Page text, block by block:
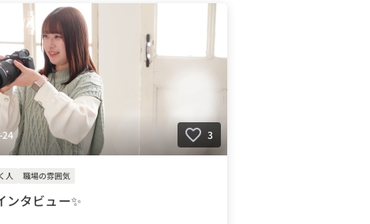
#プラスストーリーズ #プラスト
ビ転職
#弊社のすごいところ
プラスト)編集部
#青森県
#宮城県 #山形県 #福島県 #茨城県
#埼玉県 #千葉県 #神奈川県 #東京都 #新潟県
#長野県 #岐阜県 #静岡県 #愛知県
#大阪府 #京都府 #奈良県
#広島県 #山口県 #徳島県
#宮崎県 #長崎県 #大分県
3
人 職場の雰囲気
ンタビュー✨